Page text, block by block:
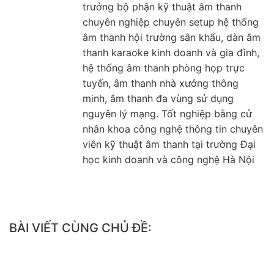
trưởng bộ phận kỹ thuật âm thanh
chuyên nghiệp chuyên setup hệ thống
âm thanh hội trường sân khấu, dàn âm
thanh karaoke kinh doanh và gia đình,
hệ thống âm thanh phòng họp trực
tuyến, âm thanh nhà xưởng thông
minh, âm thanh đa vùng sử dụng
nguyên lý mạng. Tốt nghiệp bằng cử
nhân khoa công nghệ thông tin chuyên
viên kỹ thuật âm thanh tại trường Đại
học kinh doanh và công nghệ Hà Nội
BÀI VIẾT CÙNG CHỦ ĐỀ: